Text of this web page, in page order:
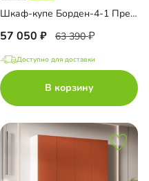
Шкаф-купе Борден-4-1 Премиум
57 050 63 390
Доступно для доставки
В корзину